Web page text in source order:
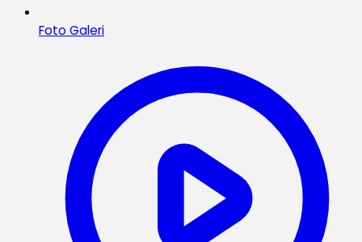
Foto Galeri